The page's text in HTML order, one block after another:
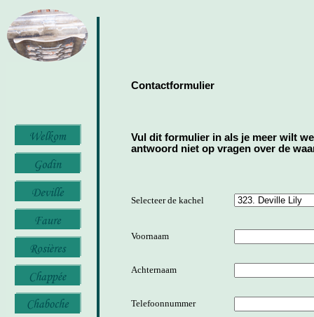
Contactformulier
Vul dit formulier in als je meer wilt
antwoord niet op vragen over de
Selecteer de kachel
Voornaam
Achternaam
Telefoonnummer